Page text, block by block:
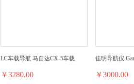
LC车载导航 马自达CX-5车载
￥3280.00
佳明导航仪
￥3000.00